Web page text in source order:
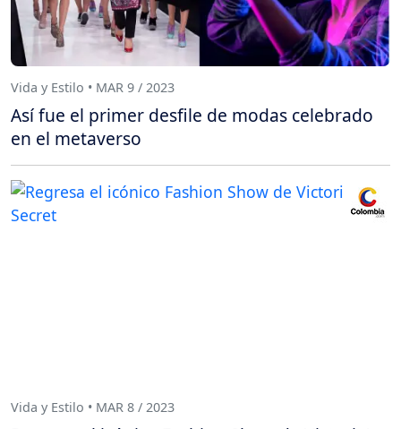
Vida y Estilo • MAR 9 / 2023
Así fue el primer desfile de modas celebrado
en el metaverso
Vida y Estilo • MAR 8 / 2023